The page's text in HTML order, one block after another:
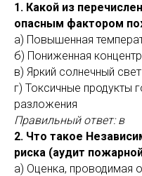
1. Какой из
опасным фактором
а) Повышенная
б) Пониженная
в) Яркий солнечный свет
г) Токсичные продукты
разложения
Правильный ответ: в
2. Что такое
риска (аудит
а) Оценка, проводимая